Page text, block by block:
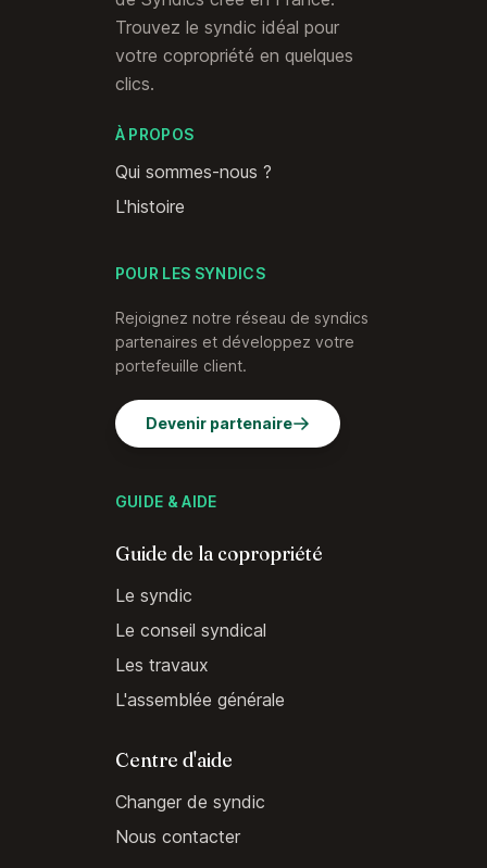
Trouvez le syndic idéal pour
votre copropriété en quelques
clics.
À PROPOS
Qui sommes-nous ?
L'histoire
POUR LES SYNDICS
Rejoignez notre réseau de syndics
partenaires et développez votre
portefeuille client.
Devenir partenaire
GUIDE & AIDE
Guide de la copropriété
Le syndic
Le conseil syndical
Les travaux
L'assemblée générale
Centre d'aide
Changer de syndic
Nous contacter